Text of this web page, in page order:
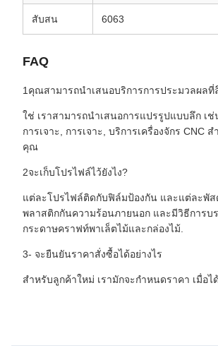
สับสน 6063
FAQ
1คุณสามารถนําเสนอบริการการประมวลผลที่
ใช่ เราสามารถนําเสนอการแปรรูปแบบลึก เช่
การเจาะ, การเจาะ, บริการเครื่องจักร CNC
คุณ
2จะเก็บโปรไฟล์ไว้ยังไง?
แต่ละโปรไฟล์ติดกับฟิล์มป้องกัน และแต่ละพัส
พลาสติกกันความร้อนภายนอก และมีวิธีการบ
กระดาษคราฟท์พาเล็ตไม้และกล่องไม้.
3- จะยืนยันราคาสั่งซื้อได้อย่างไร
สําหรับลูกค้าใหม่ เรามักจะกําหนดราคา เมื่อไ